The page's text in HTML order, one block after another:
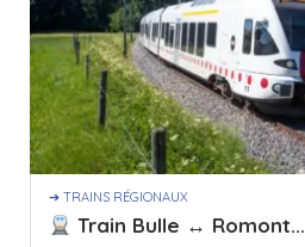
➔ TRAINS RÉGIONAUX
Train Bulle ↔ Romont...